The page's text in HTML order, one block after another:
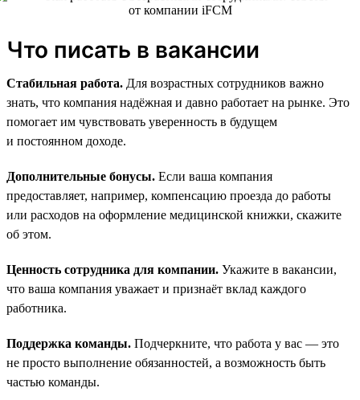
Что писать в вакансии
Стабильная работа. Для возрастных сотрудников важно
знать, что компания надёжная и давно работает на рынке. Это
помогает им чувствовать уверенность в будущем
и постоянном доходе.
Дополнительные бонусы. Если ваша компания
предоставляет, например, компенсацию проезда до работы
или расходов на оформление медицинской книжки, скажите
об этом.
Ценность сотрудника для компании. Укажите в вакансии,
что ваша компания уважает и признаёт вклад каждого
работника.
Поддержка команды. Подчеркните, что работа у вас — это
не просто выполнение обязанностей, а возможность быть
частью команды.